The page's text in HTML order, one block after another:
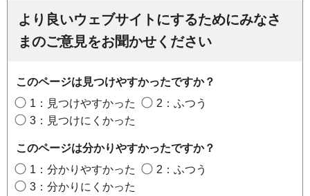
より良いウェブサイトにするためにみなさ
まのご意見をお聞かせください
このページは見つけやすかったですか？
1：見つけやすかった
2：ふつう
3：見つけにくかった
このページは分かりやすかったですか？
1：分かりやすかった
2：ふつう
3：分かりにくかった